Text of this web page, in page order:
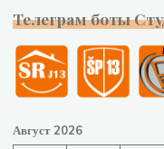
Телеграм боты
Август 2026